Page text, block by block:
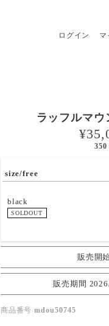
ログイン マ
ラッフルマ
¥
350
size/free
black
SOLDOUT
販売開
販売期間
商品番号 mdou50745